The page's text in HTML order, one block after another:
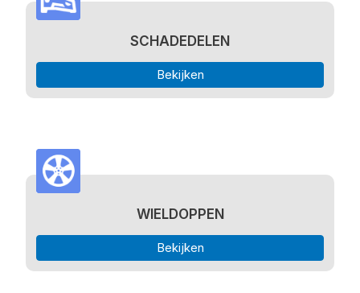
SCHADEDELEN
Bekijken
WIELDOPPEN
Bekijken